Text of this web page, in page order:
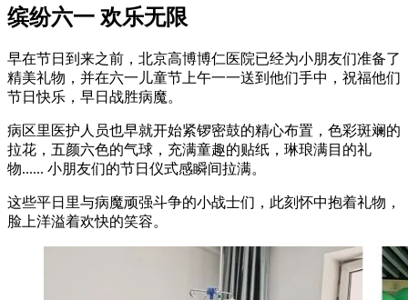
缤纷六一 欢乐无限
早在节日到来之前，北京高博博仁医院已经为小朋友们准备了
精美礼物，并在六一儿童节上午一一送到他们手中，祝福他们
节日快乐，早日战胜病魔。
病区里医护人员也早就开始紧锣密鼓的精心布置，色彩斑斓的
拉花，五颜六色的气球，充满童趣的贴纸，琳琅满目的礼
物...... 小朋友们的节日仪式感瞬间拉满。
这些平日里与病魔顽强斗争的小战士们，此刻怀中抱着礼物，
脸上洋溢着欢快的笑容。